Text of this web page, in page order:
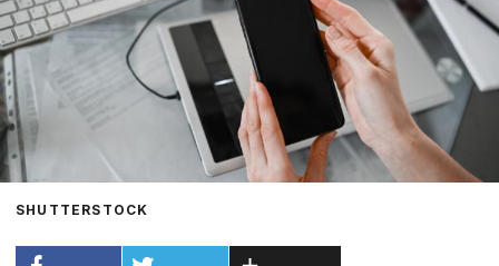
SHUTTERSTOCK